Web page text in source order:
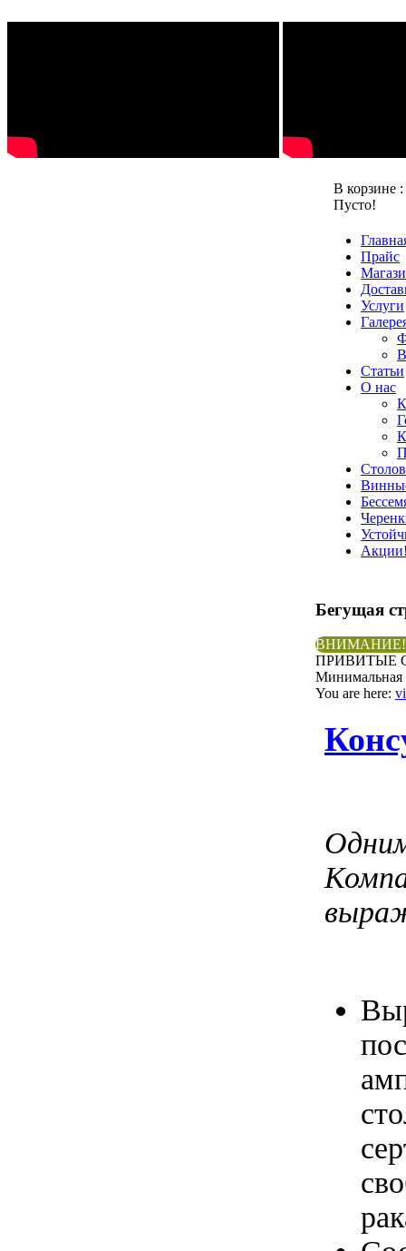
В корзине :
Пусто!
Прайс
Услуги
Статьи
О нас
Бегущая
ВНИМАНИЕ!
ПРИВИТЫЕ
Минимальная
You are here: